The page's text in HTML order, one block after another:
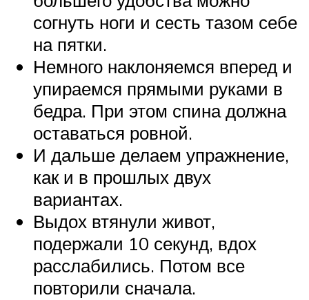
согнуть ноги и сесть тазом себе
на пятки.
Немного наклоняемся вперед и
упираемся прямыми руками в
бедра. При этом спина должна
оставаться ровной.
И дальше делаем упражнение,
как и в прошлых двух
вариантах.
Выдох втянули живот,
подержали 10 секунд, вдох
расслабились. Потом все
повторили сначала.